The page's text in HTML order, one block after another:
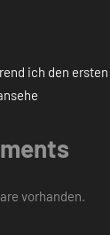
ich den
vorhanden.